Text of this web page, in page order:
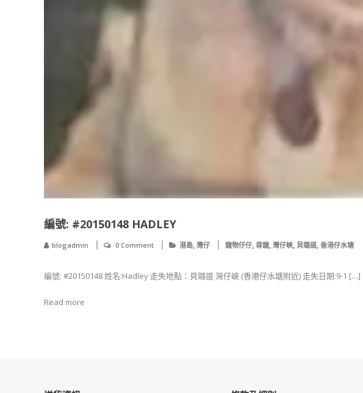
編號: #20150148 HADLEY
blogadmin 0 Comment 港島, 灣仔 寵物仔仔, 尋寵, 灣仔峽, 貝璐道, 香港仔水塘
編號: #20150148 姓名:Hadley 走失地點：貝璐道 灣仔峽 (香港仔水塘附近) 走失日期:9-1 […]
Read more